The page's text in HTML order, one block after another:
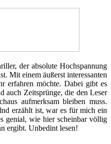
der absolute Hochspannung
Mit einem äußerst interessanten
erfahren möchte. Dabei gibt es
auch Zeitsprünge, die den Leser
aufmerksam bleiben muss.
erzählt ist, war es für mich ein
genial, wie hier scheinbar völlig
ergibt. Unbedint lesen!